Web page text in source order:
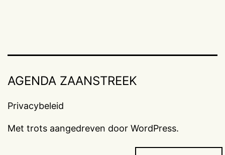
AGENDA ZAANSTREEK
Privacybeleid
Met trots aangedreven door WordPress.